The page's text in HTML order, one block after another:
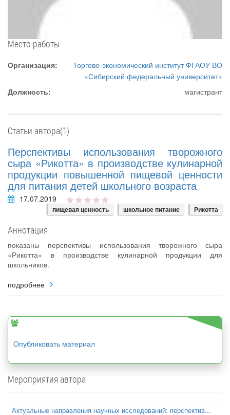
Место работы
Организация:
Торгово-экономический институт ФГАОУ ВО
«Сибирский федеральный университет»
Должность:
магистрант
Статьи автора(1)
Перспективы использования творожного
сыра «Рикотта» в производстве кулинарной
продукции повышенной пищевой ценности
для питания детей школьного возраста
17.07.2019
пищевая ценность школьное питание Рикотта
Аннотация
показаны перспективы использования творожного сыра
«Рикотта» в производстве кулинарной продукции для
школьников.
подробнее
Опубликовать материал
Мероприятия автора
Актуальные направления научных исследований: перспектив...